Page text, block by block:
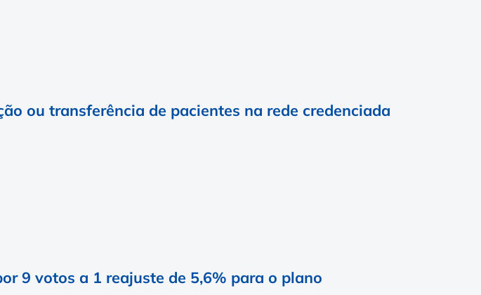
ou transferência de pacientes na rede credenciada
9 votos a 1 reajuste de 5,6% para o plano